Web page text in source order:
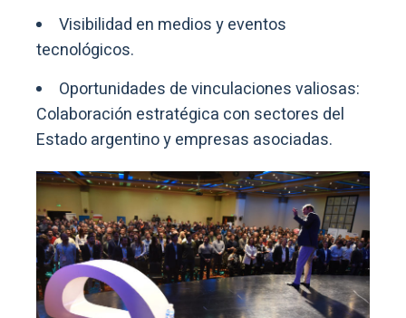
Visibilidad en medios y eventos
tecnológicos.
Oportunidades de vinculaciones valiosas:
Colaboración estratégica con sectores del
Estado argentino y empresas asociadas.